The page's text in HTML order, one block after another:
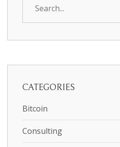
CATEGORIES
Bitcoin
Consulting